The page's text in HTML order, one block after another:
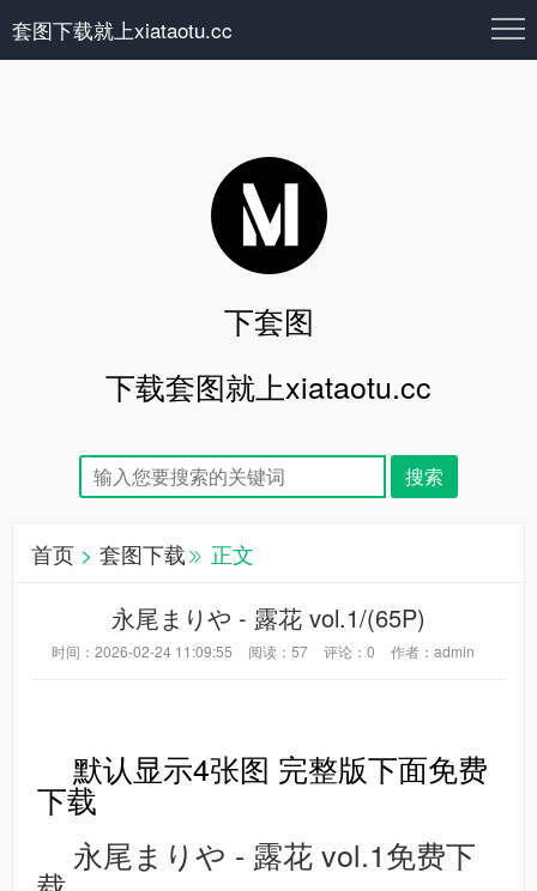
套图下载就上xiataotu.cc
下套图
下载套图就上xiataotu.cc
首页 > 套图下载 正文
永尾まりや - 露花 vol.1/(65P)
时间：2026-02-24 11:09:55 阅读： 57 评论： 0 作者：admin
默认显示4张图 完整版下面免费
下载
永尾まりや - 露花 vol.1免费下